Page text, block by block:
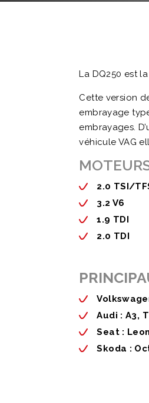
La DQ250 est
Cette version
embrayage
embrayages.
véhicule VAG
2.0 TSI/
3.2 V6
1.9 TDI
2.0 TDI
Audi : A3,
Seat :
Skoda :